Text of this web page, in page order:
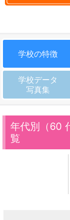
学校の特徴
学校データ
写真集
年代別（60
覧